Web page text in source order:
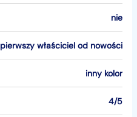
nie
pierwszy właściciel od nowości
inny kolor
4/5